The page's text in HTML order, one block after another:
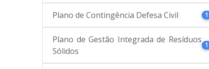
Plano de Contingência Defesa Civil 1
Plano de Gestão Integrada de Resíduos
Sólidos
1